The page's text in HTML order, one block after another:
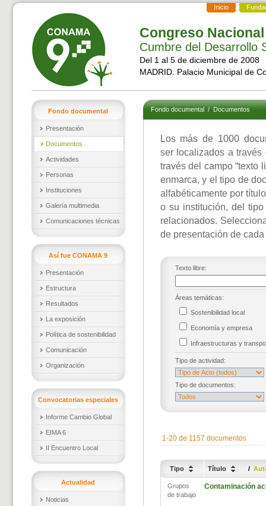
Inicio
Congreso
Cumbre del Desarrollo
Del 1 al 5 de diciembre de 2008
MADRID. Palacio Municipal de
Fondo documental
Presentación
Documentos
Actividades
Personas
Instituciones
Galería multimedia
Comunicaciones técnicas
Así fue CONAMA 9
Presentación
Estructura
Resultados
La exposición
Política de sostenibilidad
Comunicación
Organización
Convocatorias especiales
Informe Cambio Global
EIMA 6
II Encuentro Local
Actualidad
Noticias
Fondo documental/Documentos
Los más de 1000
ser localizados a
través del campo “texto
enmarca, y el tipo de
alfabéticamente por
o su institución, del
relacionados.
de presentación de
Texto libre:
Áreas temáticas:
Sostenibilidad local
Economía y empresa
Infraestructuras y
Tipo de actividad:
Tipo de documentos:
1-20 de 1157 documentos
Tipo Título /
Grupos
de trabajo
Contaminación